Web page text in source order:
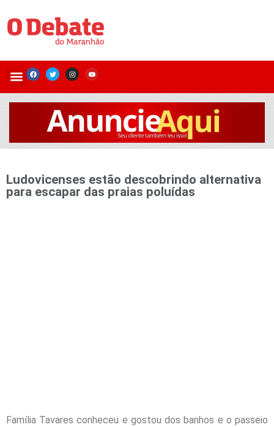
Ludovicenses estão descobrindo alternativa
para escapar das praias poluídas
Família Tavares conheceu e gostou dos banhos e o passeio